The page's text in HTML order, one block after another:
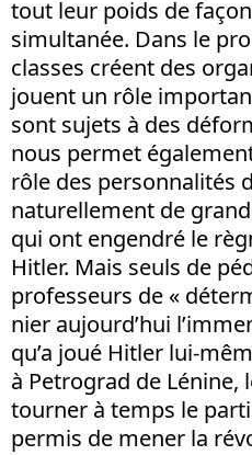
tout leur poids de
simultanée. Dans le
classes créent des
jouent un rôle
sont sujets à des
nous permet
rôle des personnalités
naturellement de
qui ont engendré le
Hitler. Mais seuls de
professeurs de «
nier aujourd’hui
qu’a joué Hitler lui-
à Petrograd de Lénine,
tourner à temps le
permis de mener la